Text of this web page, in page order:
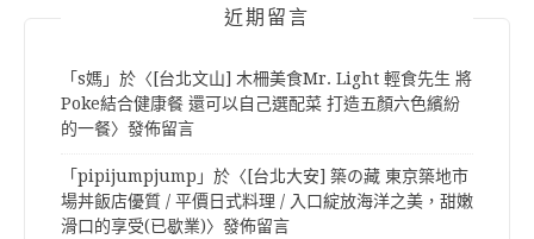
近期留言
「s媽 」於〈 [台北文山] 木柵美食Mr. Light 輕食先生 將
Poke結合健康餐 還可以自己選配菜 打造五顏六色繽紛
的一餐〉發佈留言
「pipijumpjump 」於〈 [台北大安] 築の藏 東京築地市
場丼飯店優質 / 平價日式料理 / 入口綻放海洋之美，甜嫩
滑口的享受(已歇業)〉發佈留言